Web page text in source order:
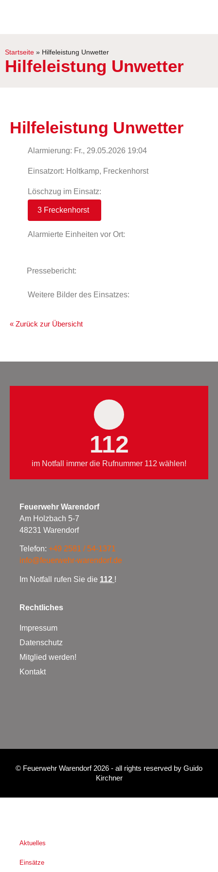
Startseite » Hilfeleistung Unwetter
Hilfeleistung Unwetter
Hilfeleistung Unwetter
Alarmierung: Fr., 29.05.2026 19:04
Einsatzort: Holtkamp, Freckenhorst
Löschzug im Einsatz:
3 Freckenhorst
Alarmierte Einheiten vor Ort:
Pressebericht:
Weitere Bilder des Einsatzes:
« Zurück zur Übersicht
112
im Notfall immer die Rufnummer 112 wählen!
Feuerwehr Warendorf
Am Holzbach 5-7
48231 Warendorf
Telefon: +49 2581 / 54-1371
info@feuerwehr-warendorf.de
Im Notfall rufen Sie die 112 !
Rechtliches
Impressum
Datenschutz
Mitglied werden!
Kontakt
© Feuerwehr Warendorf 2026 - all rights reserved by Guido
Kirchner
Aktuelles
Einsätze